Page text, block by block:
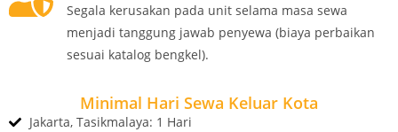
Segala kerusakan pada unit selama masa sewa
menjadi tanggung jawab penyewa (biaya perbaikan
sesuai katalog bengkel).
Minimal Hari Sewa Keluar Kota
Jakarta, Tasikmalaya: 1 Hari